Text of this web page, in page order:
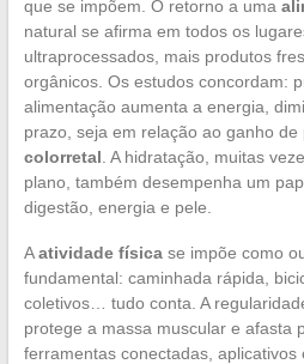
que se impõem. O retorno a uma
natural se afirma em todos os
ultraprocessados, mais produtos
orgânicos. Os estudos concordam:
alimentação aumenta a energia,
prazo, seja em relação ao ganho de
colorretal . A hidratação, muitas
plano, também desempenha um
digestão, energia e pele.
Aatividade físicase impõe como
fundamental: caminhada rápida,
coletivos… tudo conta. A
protege a massa muscular e afasta
ferramentas conectadas, aplicativos